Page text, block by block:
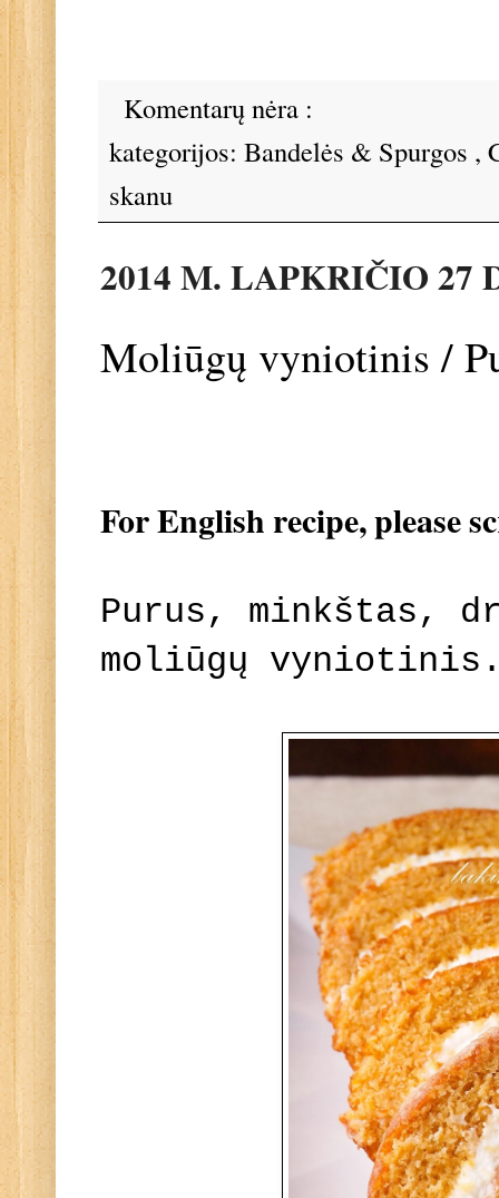
Komentarų nėra :
kategorijos: Bandelės & Spurgos ,
skanu
2014 M. LAPKRIČIO 27
Moliūgų vyniotinis /
For English recipe, please
Purus, minkštas,
moliūgų